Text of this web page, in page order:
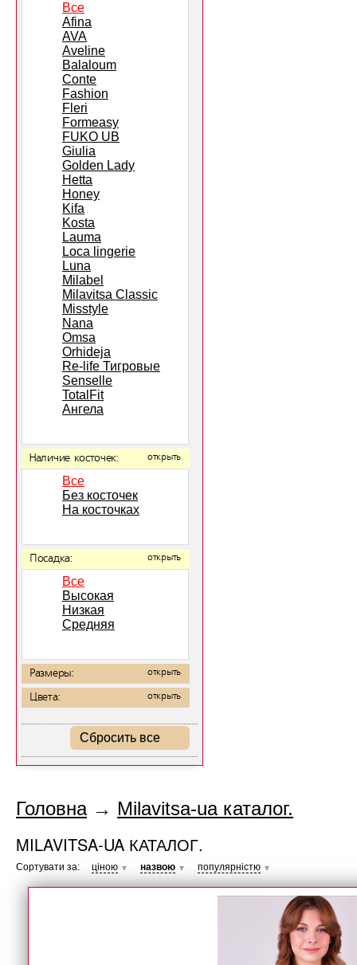
Все
Afina
AVA
Aveline
Balaloum
Conte
Fashion
Fleri
Formeasy
FUKO UB
Giulia
Golden Lady
Hetta
Honey
Kifa
Kosta
Lauma
Loca lingerie
Luna
Milabel
Milavitsa Classic
Misstyle
Nana
Omsa
Orhideja
Re-life Тигровые
Senselle
TotalFit
Ангела
Наличие косточек: открыть
Все
Без косточек
На косточках
Посадка: открыть
Все
Высокая
Низкая
Средняя
Размеры: открыть
Цвета: открыть
Сбросить все
Головна→ Milavitsa-ua каталог.
MILAVITSA-UA КАТАЛОГ.
Сортувати за: ціною ▼ назвою ▼ популярністю ▼